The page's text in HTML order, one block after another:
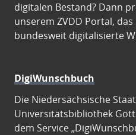
digitalen Bestand? Dann
unserem ZVDD Portal,
bundesweit digitalisierte
DigiWunschbuch
Die Niedersächsische
Universitätsbibliothek
dem Service